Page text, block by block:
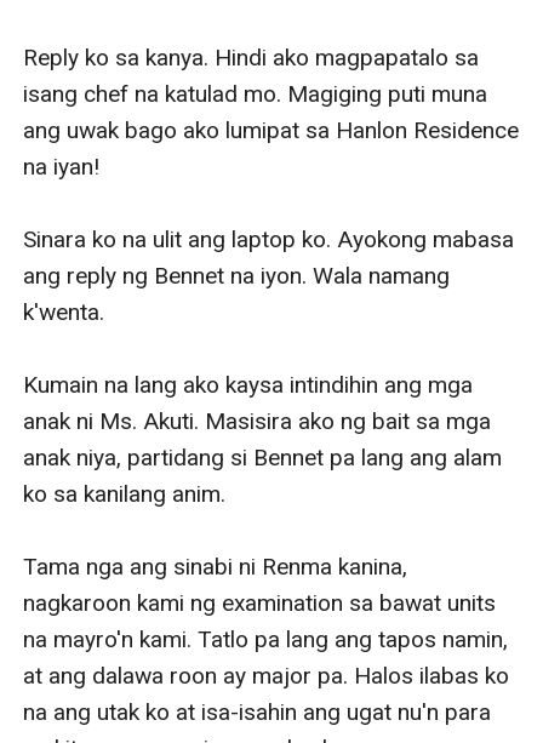
Reply ko sa kanya. Hindi ako magpapatalo sa
isang chef na katulad mo. Magiging puti muna
ang uwak bago ako lumipat sa Hanlon Residence
na iyan!
Sinara ko na ulit ang laptop ko. Ayokong mabasa
ang reply ng Bennet na iyon. Wala namang
k'wenta.
Kumain na lang ako kaysa intindihin ang mga
anak ni Ms. Akuti. Masisira ako ng bait sa mga
anak niya, partidang si Bennet pa lang ang alam
ko sa kanilang anim.
Tama nga ang sinabi ni Renma kanina,
nagkaroon kami ng examination sa bawat units
na mayro'n kami. Tatlo pa lang ang tapos namin,
at ang dalawa roon ay major pa. Halos ilabas ko
na ang utak ko at isa-isahin ang ugat nu'n para